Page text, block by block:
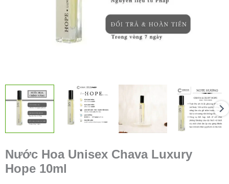
Nước Hoa Unisex Chava Luxury
Hope 10ml